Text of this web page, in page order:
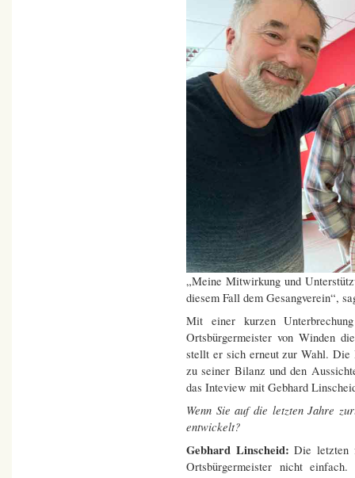
„Meine Mitwirkung und
diesem Fall dem Gesangverein“,
Mit einer kurzen
Ortsbürgermeister von Winden
stellt er sich erneut zur Wahl. Die
zu seiner Bilanz und den
das Inteview mit Gebhard
Wenn Sie auf die letzten Jahre
entwickelt?
Gebhard Linscheid:Die letzten
Ortsbürgermeister nicht